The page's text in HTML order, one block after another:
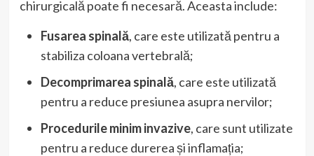
chirurgicală poate fi necesară. Aceasta include:
Fusarea spinală, care este utilizată pentru a
stabiliza coloana vertebrală;
Decomprimarea spinală, care este utilizată
pentru a reduce presiunea asupra nervilor;
Procedurile minim invazive, care sunt utilizate
pentru a reduce durerea și inflamația;